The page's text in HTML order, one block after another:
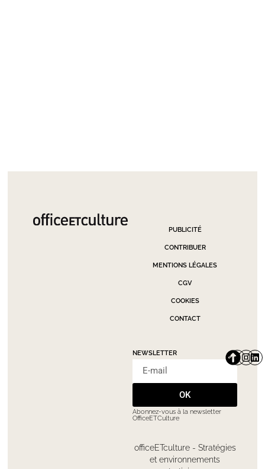
PUBLICITÉ
CONTRIBUER
MENTIONS LÉGALES
CGV
COOKIES
CONTACT
NEWSLETTER
OK
Abonnez-vous à la newsletter
OfficeETCulture
officeETculture - Stratégies
et environnements